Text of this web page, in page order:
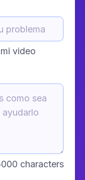
video
characters